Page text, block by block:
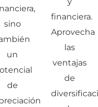
sino
un
de
financiera.
Aprovecha
las
ventajas
de